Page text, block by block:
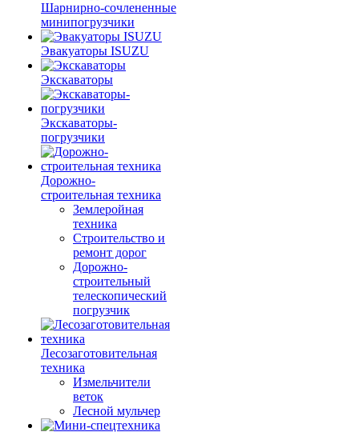
Шарнирно-сочлененные
минипогрузчики
Эвакуаторы ISUZU
Экскаваторы
Экскаваторы-
погрузчики
Дорожно-
строительная техника
Землеройная
техника
Строительство и
ремонт дорог
Дорожно-
строительный
телескопический
погрузчик
Лесозаготовительная
техника
Измельчители
веток
Лесной мульчер